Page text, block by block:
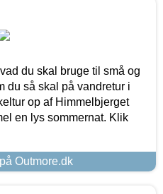
du skal bruge til små og
du så skal på vandretur i
op af Himmelbjerget
en lys sommernat. Klik
Outmore.dk